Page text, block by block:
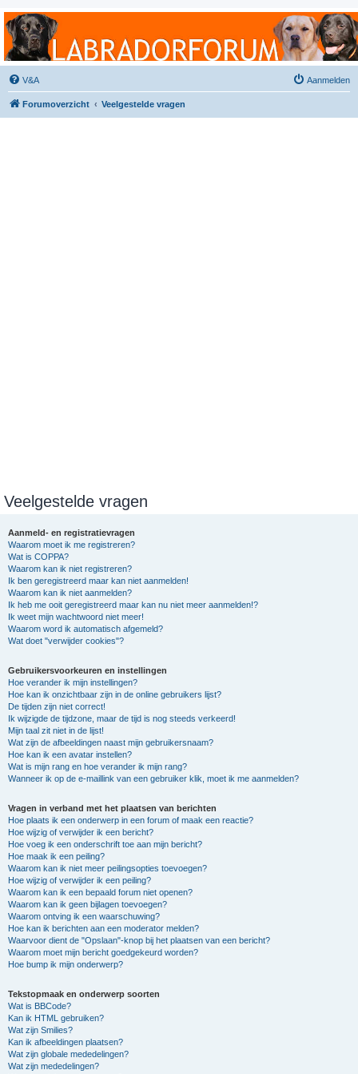
Labradorforum
Het gezelligste Labradorforum van Nederland en België!
V&A Aanmelden
Forumoverzicht Veelgestelde vragen
Veelgestelde vragen
Aanmeld- en registratievragen
Waarom moet ik me registreren?
Wat is COPPA?
Waarom kan ik niet registreren?
Ik ben geregistreerd maar kan niet aanmelden!
Waarom kan ik niet aanmelden?
Ik heb me ooit geregistreerd maar kan nu niet meer aanmelden!?
Ik weet mijn wachtwoord niet meer!
Waarom word ik automatisch afgemeld?
Wat doet "verwijder cookies"?
Gebruikersvoorkeuren en instellingen
Hoe verander ik mijn instellingen?
Hoe kan ik onzichtbaar zijn in de online gebruikers lijst?
De tijden zijn niet correct!
Ik wijzigde de tijdzone, maar de tijd is nog steeds verkeerd!
Mijn taal zit niet in de lijst!
Wat zijn de afbeeldingen naast mijn gebruikersnaam?
Hoe kan ik een avatar instellen?
Wat is mijn rang en hoe verander ik mijn rang?
Wanneer ik op de e-maillink van een gebruiker klik, moet ik me aanmelden?
Vragen in verband met het plaatsen van berichten
Hoe plaats ik een onderwerp in een forum of maak een reactie?
Hoe wijzig of verwijder ik een bericht?
Hoe voeg ik een onderschrift toe aan mijn bericht?
Hoe maak ik een peiling?
Waarom kan ik niet meer peilingsopties toevoegen?
Hoe wijzig of verwijder ik een peiling?
Waarom kan ik een bepaald forum niet openen?
Waarom kan ik geen bijlagen toevoegen?
Waarom ontving ik een waarschuwing?
Hoe kan ik berichten aan een moderator melden?
Waarvoor dient de "Opslaan"-knop bij het plaatsen van een bericht?
Waarom moet mijn bericht goedgekeurd worden?
Hoe bump ik mijn onderwerp?
Tekstopmaak en onderwerp soorten
Wat is BBCode?
Kan ik HTML gebruiken?
Wat zijn Smilies?
Kan ik afbeeldingen plaatsen?
Wat zijn globale mededelingen?
Wat zijn mededelingen?